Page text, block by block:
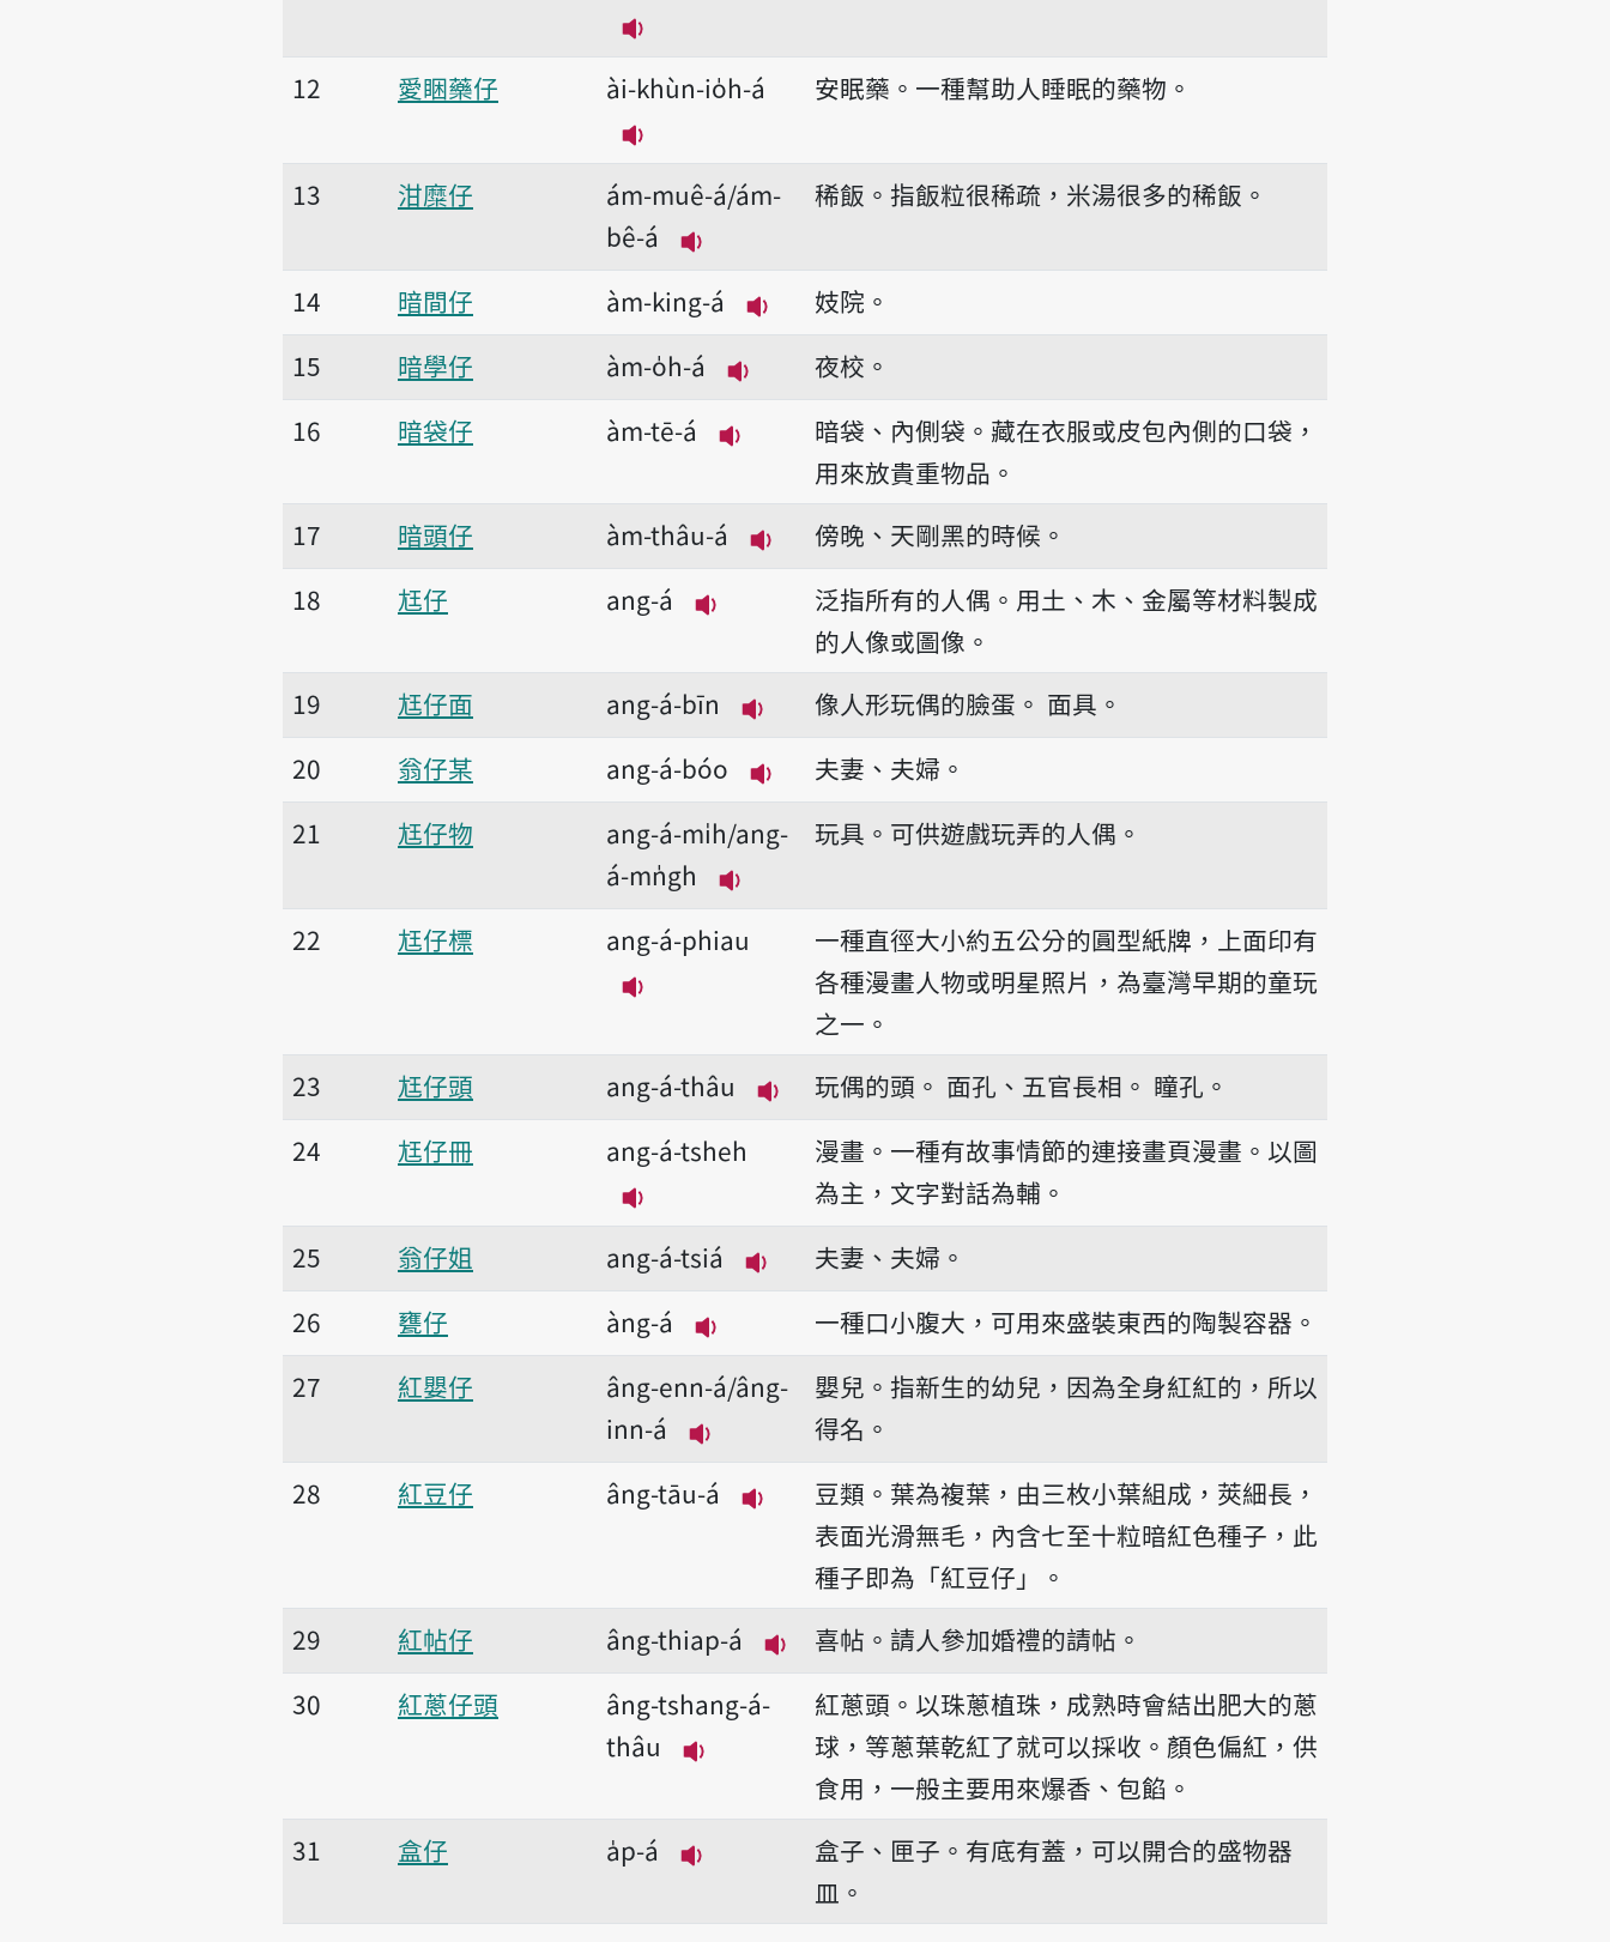
播放音讀ài-jîn-á/ài-lîn-á
12 愛睏藥仔 ài-khùn-io̍h-á
播放音讀ài-khùn-io̍h-á
安眠藥。一種幫助人睡眠的藥物。
13 泔糜仔
ám-muê-á/ám-
bê-á
播放音讀ám-muê-á/ám-bê-á
稀飯。指飯粒很稀疏，米湯很多的稀飯。
14 暗間仔
àm-king-á
播放音讀àm-king-á
妓院。
15
暗學仔
àm-o̍h-á
播放音讀àm-o̍h-á
夜校。
16
暗袋仔
àm-tē-á
播放音讀àm-tē-á
暗袋、內側袋。藏在衣服或皮包內側的口袋，
用來放貴重物品。
17
暗頭仔
àm-thâu-á
播放音讀àm-thâu-á
傍晚、天剛黑的時候。
18
尪仔
ang-á
播放音讀ang-á
泛指所有的人偶。用土、木、金屬等材料製成
的人像或圖像。
19
尪仔面
ang-á-bīn
播放音讀ang-á-bīn
像人形玩偶的臉蛋。 面具。
20
翁仔某
ang-á-bóo
播放音讀ang-á-bóo
夫妻、夫婦。
21
尪仔物
ang-á-mi̍h/ang-
á-mn̍gh
播放音讀ang-á-mi̍h/ang-á-mn̍gh
玩具。可供遊戲玩弄的人偶。
22 尪仔標 ang-á-phiau
播放音讀ang-á-phiau
一種直徑大小約五公分的圓型紙牌，上面印有
各種漫畫人物或明星照片，為臺灣早期的童玩
之一。
23
尪仔頭
ang-á-thâu
播放音讀ang-á-thâu
玩偶的頭。 面孔、五官長相。 瞳孔。
24
尪仔冊 ang-á-tsheh
播放音讀ang-á-tsheh
漫畫。一種有故事情節的連接畫頁漫畫。以圖
為主，文字對話為輔。
25
翁仔姐
ang-á-tsiá
播放音讀ang-á-tsiá
夫妻、夫婦。
26
甕仔
àng-á
播放音讀àng-á
一種口小腹大，可用來盛裝東西的陶製容器。
27
紅嬰仔
âng-enn-á/âng-
inn-á
播放音讀âng-enn-á/âng-inn-á
嬰兒。指新生的幼兒，因為全身紅紅的，所以
得名。
28
紅豆仔
âng-tāu-á
播放音讀âng-tāu-á
豆類。葉為複葉，由三枚小葉組成，莢細長，
表面光滑無毛，內含七至十粒暗紅色種子，此
種子即為「紅豆仔」。
29
紅帖仔
âng-thiap-á
播放音讀âng-thiap-á
喜帖。請人參加婚禮的請帖。
30
紅蔥仔頭
âng-tshang-á-
thâu
播放音讀âng-tshang-á-thâu
紅蔥頭。以珠蔥植珠，成熟時會結出肥大的蔥
球，等蔥葉乾紅了就可以採收。顏色偏紅，供
食用，一般主要用來爆香、包餡。
31
盒仔
a̍p-á
播放音讀a̍p-á
盒子、匣子。有底有蓋，可以開合的盛物器
皿。